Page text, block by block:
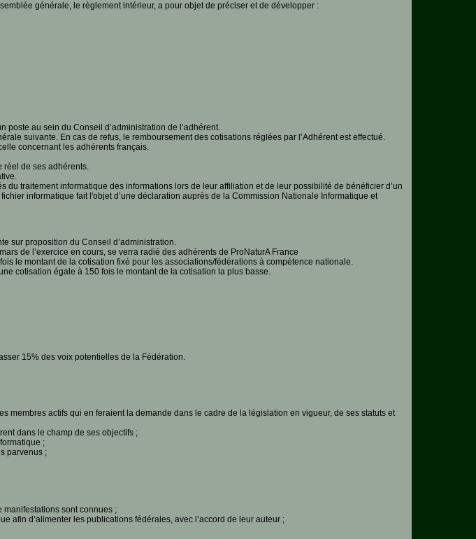
générale, le règlement intérieur, a pour objet de préciser et de développer :
au sein du Conseil d’administration de l’adhérent.
suivante. En cas de refus, le remboursement des cotisations réglées par l’Adhérent est effectué.
concernant les adhérents français.
réel de ses adhérents.
traitement informatique des informations lors de leur affiliation et de leur possibilité de bénéficier d’un
informatique fait l'objet d’une déclaration auprès de la Commission Nationale Informatique et
sur proposition du Conseil d’administration.
de l’exercice en cours, se verra radié des adhérents de ProNaturA France
le montant de la cotisation fixé pour les associations/fédérations à compétence nationale.
cotisation égale à 150 fois le montant de la cotisation la plus basse.
15% des voix potentielles de la Fédération.
actifs qui en feraient la demande dans le cadre de la législation en vigueur, de ses statuts et
dans le champ de ses objectifs ;
;
parvenus ;
manifestations sont connues ;
afin d’alimenter les publications fédérales, avec l’accord de leur auteur ;